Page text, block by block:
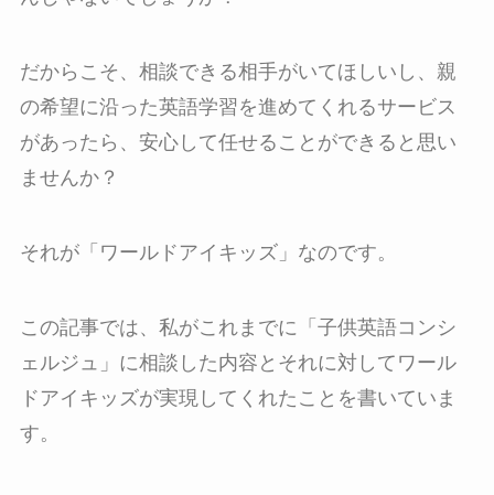
だからこそ、相談できる相手がいてほしいし、親
の希望に沿った英語学習を進めてくれるサービス
があったら、安心して任せることができると思い
ませんか？
それが「ワールドアイキッズ」なのです。
この記事では、私がこれまでに「子供英語コンシ
ェルジュ」に相談した内容とそれに対してワール
ドアイキッズが実現してくれたことを書いていま
す。